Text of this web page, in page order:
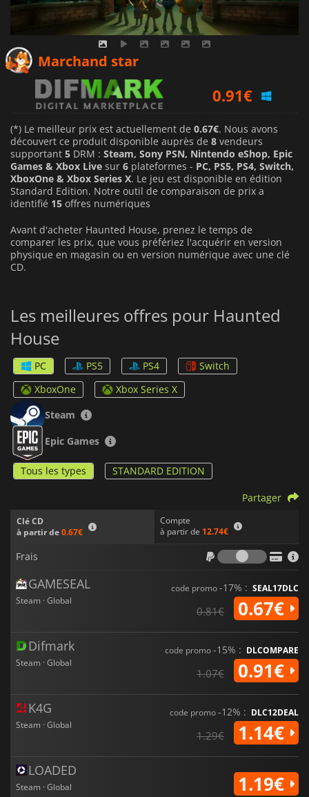
Marchand star
0.91€
1.14€
(*) Le meilleur prix est actuellement de 0.67€. Nous avons
découvert ce produit disponible auprès de 8 vendeurs
supportant 5 DRM : Steam, Sony PSN, Nintendo eShop, Epic
Games & Xbox Live sur 6 plateformes - PC, PS5, PS4, Switch,
XboxOne & Xbox Series X. Le jeu est disponible en édition
Standard Edition. Notre outil de comparaison de prix a
identifié 15 offres numériques
Avant d'acheter Haunted House, prenez le temps de
comparer les prix, que vous préfériez l'acquérir en version
physique en magasin ou en version numérique avec une clé
CD.
Les meilleures offres pour Haunted
House
PC PS5 PS4
Switch
XboxOne
Xbox Series X
Steam
Epic Games
Tous les types STANDARD EDITION
Clé CD
à partir de0.67€
Compte
à partir de 12.74€
Partager
Frais
Frais
GAMESEAL
Steam · Global
code promo-17% : SEAL17DLC
0.81€ 0.67€
Difmark
Steam · Global
code promo-15% : DLCOMPARE
1.07€ 0.91€
K4G
Steam · Global
code promo-12% : DLC12DEAL
1.29€ 1.14€
LOADED
Steam · Global 1.19€